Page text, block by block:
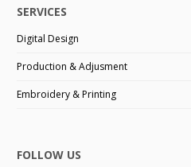
SERVICES
Digital Design
Production & Adjusment
Embroidery & Printing
FOLLOW US